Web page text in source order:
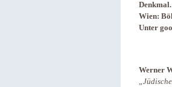
Denkmal.
Wien:
Unter
Werner